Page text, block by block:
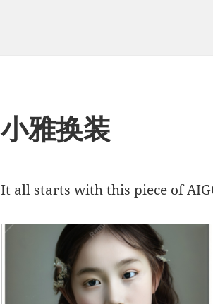
小雅换装
It all starts with this piece of